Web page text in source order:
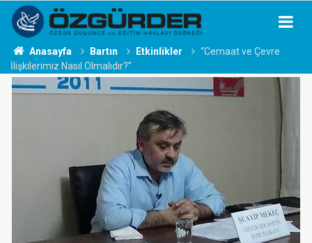
Anasayfa Bartın Etkinlikler
“Cemaat ve Çevre
İlişkilerimiz Nasıl Olmalıdır?”